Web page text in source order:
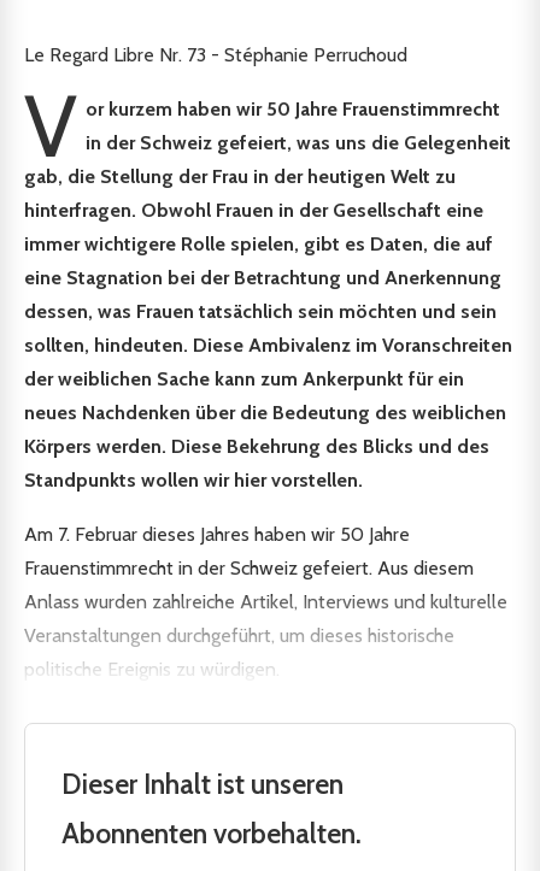
Le Regard Libre Nr. 73 - Stéphanie Perruchoud
V or kurzem haben wir 50 Jahre Frauenstimmrecht
in der Schweiz gefeiert, was uns die Gelegenheit
gab, die Stellung der Frau in der heutigen Welt zu
hinterfragen. Obwohl Frauen in der Gesellschaft eine
immer wichtigere Rolle spielen, gibt es Daten, die auf
eine Stagnation bei der Betrachtung und Anerkennung
dessen, was Frauen tatsächlich sein möchten und sein
sollten, hindeuten. Diese Ambivalenz im Voranschreiten
der weiblichen Sache kann zum Ankerpunkt für ein
neues Nachdenken über die Bedeutung des weiblichen
Körpers werden. Diese Bekehrung des Blicks und des
Standpunkts wollen wir hier vorstellen.
Am 7. Februar dieses Jahres haben wir 50 Jahre
Frauenstimmrecht in der Schweiz gefeiert. Aus diesem
Anlass wurden zahlreiche Artikel, Interviews und kulturelle
Veranstaltungen durchgeführt, um dieses historische
politische Ereignis zu würdigen.
Dieser Inhalt ist unseren
Abonnenten vorbehalten.